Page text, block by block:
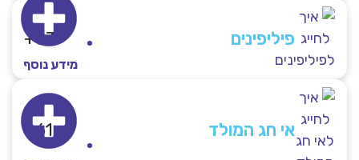
פיליפינים 63+
מידע נוסף
אי חג המולד 61+